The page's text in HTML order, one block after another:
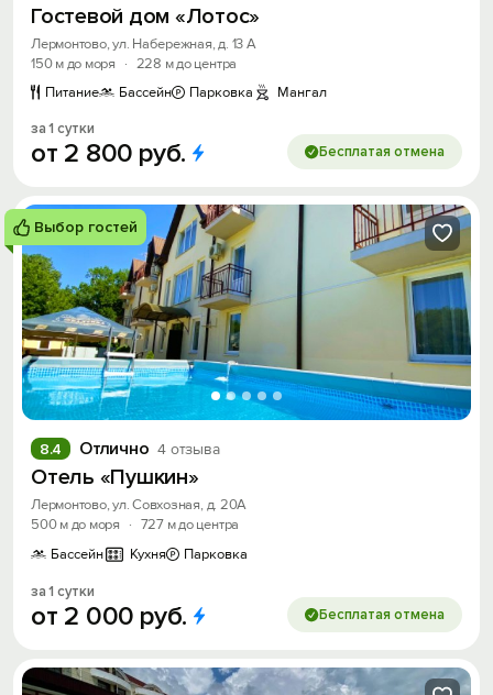
Гостевой дом «Лотос»
Лермонтово, ул. Набережная, д. 13 А
150 м до моря
· 228 м до центра
Питание
Бассейн Парковка Мангал
за 1 сутки
от 2 800 руб. Бесплатая отмена
Выбор гостей
Отлично 4 отзыва
8.4
Отель «Пушкин»
Лермонтово, ул. Совхозная, д. 20А
500 м до моря
· 727 м до центра
Бассейн
Кухня Парковка
за 1 сутки
от 2 000 руб. Бесплатая отмена